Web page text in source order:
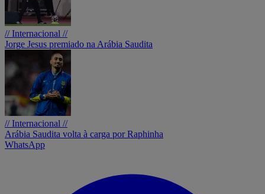
// Internacional //
Jorge Jesus premiado na Arábia Saudita
// Internacional //
Arábia Saudita volta à carga por Raphinha
WhatsApp